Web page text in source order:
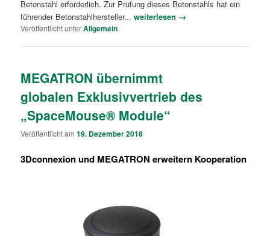
Betonstahl erforderlich. Zur Prüfung dieses Betonstahls hat ein
führender Betonstahlhersteller...weiterlesen →
Veröffentlicht unterAllgemein
MEGATRON übernimmt
globalen Exklusivvertrieb des
„SpaceMouse® Module“
Veröffentlicht am19. Dezember 2018
3Dconnexion und MEGATRON erweitern Kooperation